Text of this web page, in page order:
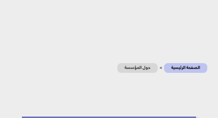
الصفحة الرئيسية > حول المؤسسة